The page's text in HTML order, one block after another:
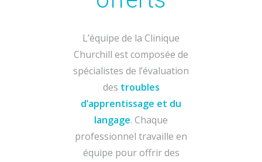
L’équipe de la Clinique
Churchill est composée de
spécialistes de l’évaluation
des troubles
d’apprentissage et du
langage. Chaque
professionnel travaille en
équipe pour offrir des